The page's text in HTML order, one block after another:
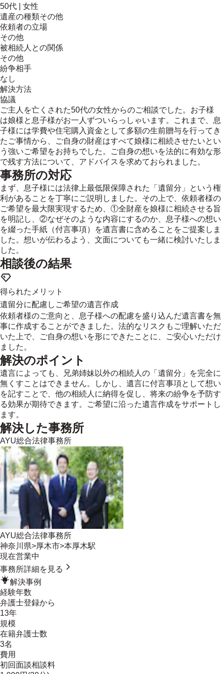
50代
女性
遺産の種類その他
依頼者の立場
その他
被相続人との関係
その他
紛争相手
なし
解決方法
協議
ご主人を亡くされた50代の女性からのご相談でした。お子様
は娘様と息子様がお一人ずついらっしゃいます。これまで、息
子様には学費や住宅購入資金として多額の生前贈与を行ってき
たご事情から、ご自身の財産はすべて娘様に相続させたいとい
う強いご希望をお持ちでした。ご自身の想いを法的に有効な形
で残す方法について、アドバイスを求めておられました。
事務所の対応
まず、息子様には法律上最低限保障された「遺留分」という権
利があることを丁寧にご説明しました。その上で、依頼者様の
ご希望を最大限実現するため、①全財産を娘様に相続させる旨
を明記し、②なぜそのような内容にするのか、息子様への想い
を綴った手紙（付言事項）を遺言書に含めることをご提案しま
した。想いが伝わるよう、文面についても一緒に検討いたしま
した。
相談後の結果
得られたメリット
遺留分に配慮しご希望の遺言作成
依頼者様のご意向と、息子様への配慮を盛り込んだ遺言書を無
事に作成することができました。法的なリスクもご理解いただ
いた上で、ご自身の想いを形にできたことに、ご安心いただけ
ました。
解決のポイント
遺言によっても、兄弟姉妹以外の相続人の「遺留分」を完全に
無くすことはできません。しかし、遺言に付言事項として想い
を記すことで、他の相続人に納得を促し、将来の紛争を予防す
る効果が期待できます。ご希望に沿った遺言作成をサポートし
ます。
解決した事務所
AYU総合法律事務所
AYU総合法律事務所
神奈川県>厚木市>本厚木駅
現在営業中
事務所詳細を見る
解決事例
経験年数
弁護士登録から
13年
規模
在籍弁護士数
3名
費用
初回面談相談料